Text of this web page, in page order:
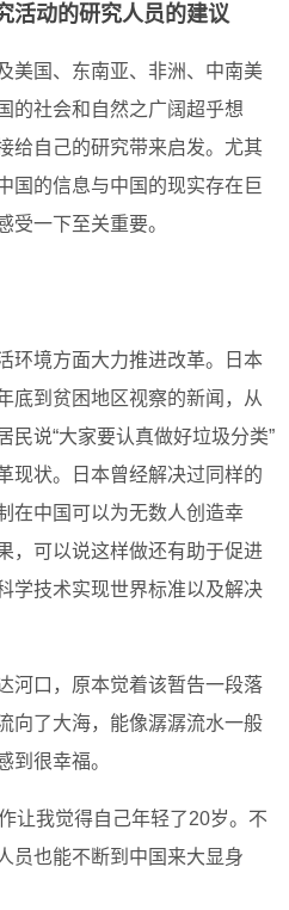
活动的研究人员的建议
美国、东南亚、非洲、中南美
的社会和自然之广阔超乎想
给自己的研究带来启发。尤其
国的信息与中国的现实存在巨
受一下至关重要。
环境方面大力推进改革。日本
底到贫困地区视察的新闻，从
民说“大家要认真做好垃圾分类”
现状。日本曾经解决过同样的
在中国可以为无数人创造幸
，可以说这样做还有助于促进
学技术实现世界标准以及解决
河口，原本觉着该暂告一段落
向了大海，能像潺潺流水一般
到很幸福。
让我觉得自己年轻了20岁。不
员也能不断到中国来大显身